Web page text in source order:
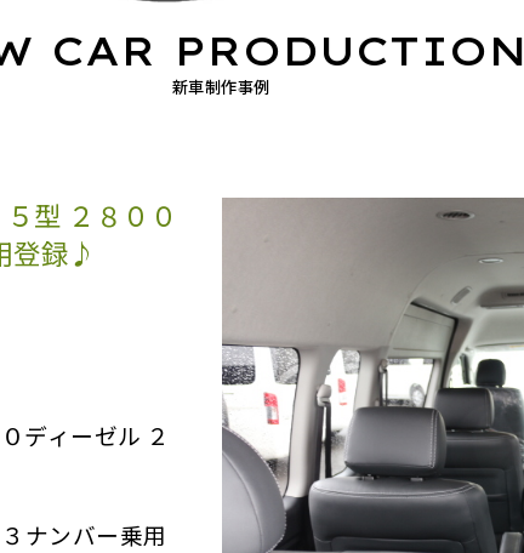
新車制作事例
CAR PRODUCTION
型 ２８００
登録♪
ディーゼル ２
ナンバー乗用